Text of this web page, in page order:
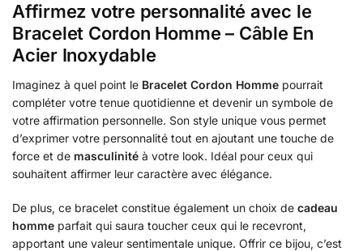
Affirmez votre personnalité avec le
Bracelet Cordon Homme – Câble En
Acier Inoxydable
Imaginez à quel point le Bracelet Cordon Homme pourrait
compléter votre tenue quotidienne et devenir un symbole de
votre affirmation personnelle. Son style unique vous permet
d’exprimer votre personnalité tout en ajoutant une touche de
force et de masculinité à votre look. Idéal pour ceux qui
souhaitent affirmer leur caractère avec élégance.
De plus, ce bracelet constitue également un choix de cadeau
homme parfait qui saura toucher ceux qui le recevront,
apportant une valeur sentimentale unique. Offrir ce bijou, c’est